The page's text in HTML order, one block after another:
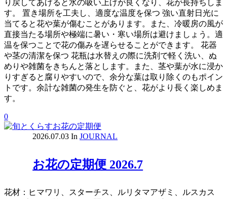
り戻してあげると水の吸い上げが良くなり、花が長持ちしま
す。 置き場所を工夫し、適度な温度を保つ 強い直射日光に
当てると花や葉が傷むことがあります。また、冷暖房の風が
直接当たる場所や極端に暑い・寒い場所は避けましょう。適
温を保つことで花の傷みを遅らせることができます。 花器
や茎の清潔を保つ 花瓶は水替えの際に洗剤で軽く洗い、ぬ
めりや雑菌をきちんと落とします。また、茎や葉が水に浸か
りすぎると腐りやすいので、余分な葉は取り除くのもポイン
トです。余計な雑菌の発生を防ぐと、花がより長く楽しめま
す。
0
2026.07.03 In JOURNAL
お花の定期便 2026.7
花材：ヒマワリ、スターチス、ルリタマアザミ、ルスカス